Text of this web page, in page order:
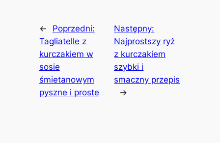
←
Poprzedni:
Tagliatelle z
kurczakiem w
sosie
śmietanowym
pyszne i proste
Następny:
Najprostszy ryż
z kurczakiem
szybki i
smaczny przepis
→